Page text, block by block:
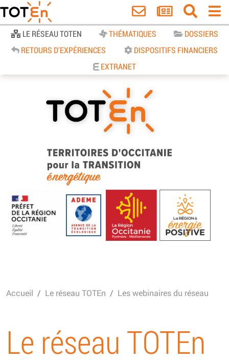
LE RÉSEAU TOTEN THÉMATIQUES
DOSSIERS
RETOURS D'EXPÉRIENCES
DISPOSITIFS FINANCIERS
EXTRANET
TOTEn Occitanie | Territoires
d’Occitanie pour la Transition
Energétique
Accueil Le réseau TOTEn Les webinaires du réseau
Le réseau TOTEn